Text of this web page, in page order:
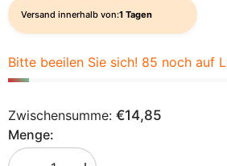
Versand innerhalb von:1 Tagen
Bitte beeilen Sie sich! 85 noch auf
Zwischensumme: €14,85
Menge: